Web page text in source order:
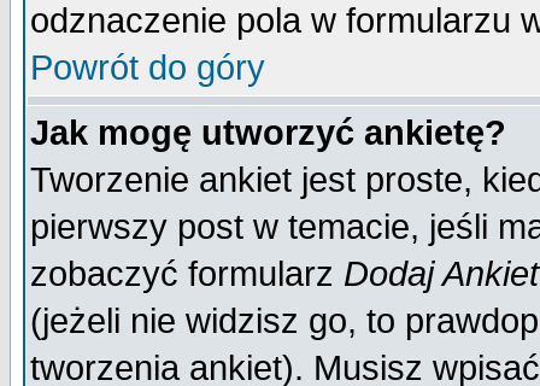
odznaczenie pola w formularzu
Powrót do góry
Jak mogę utworzyć ankietę?
Tworzenie ankiet jest proste,
pierwszy post w temacie, jeśli
zobaczyć formularz Dodaj
(jeżeli nie widzisz go, to
tworzenia ankiet). Musisz